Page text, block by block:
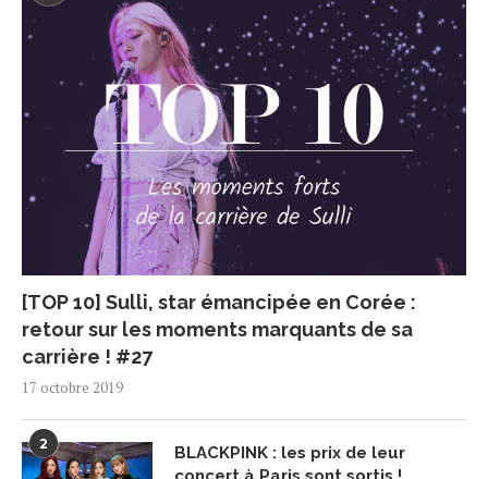
[TOP 10] Sulli, star émancipée en Corée :
retour sur les moments marquants de sa
carrière ! #27
17 octobre 2019
2
BLACKPINK : les prix de leur